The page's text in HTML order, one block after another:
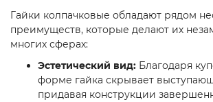
Гайки колпачковые обладают рядом
преимуществ, которые делают их
многих сферах:
Эстетический вид: Благодаря
форме гайка скрывает
придавая конструкции